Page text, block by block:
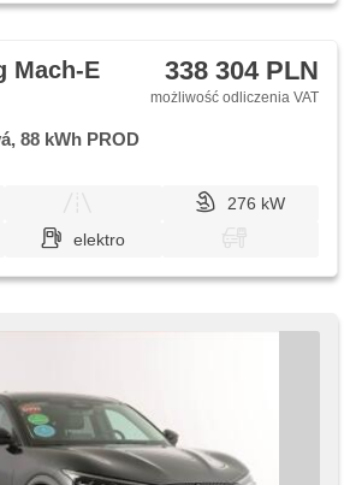
Mach-E 338 304 PLN
możliwość odliczenia VAT
88 kWh PROD
276 kW
elektro